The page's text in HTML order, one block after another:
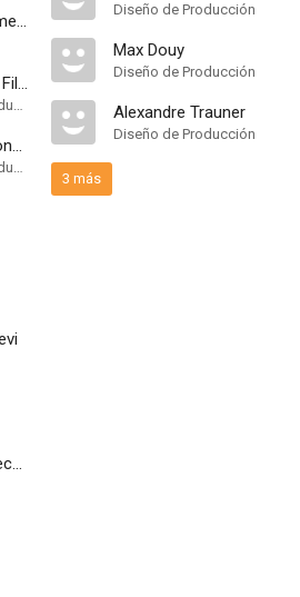
Henry Deutschmeister
Franco London Films
Compañía de Produccion
Film Costellazione Produzione
Compañía de Produccion
Louisette Hautecœur
Diseño de Producción
Max Douy
Diseño de Producción
Alexandre Trauner
Diseño de Producción
3 más